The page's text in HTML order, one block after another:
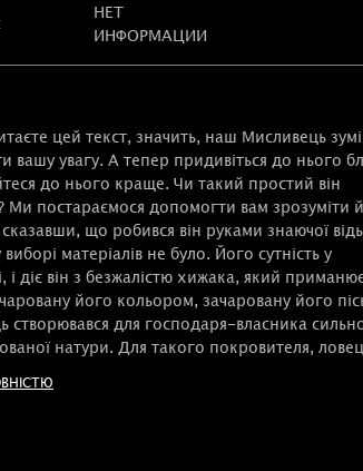
НЕТ
ИНФОРМАЦИИ
цей текст, значить, наш Мисливець
вашу увагу. А тепер придивіться до нього
до нього краще. Чи такий простий він
Ми постараємося допомогти вам зрозуміти
що робився він руками знаючої
матеріалів не було. Його сутність у
і діє він з безжалістю хижака, який
його кольором, зачаровану його
створювався для господаря-власника
натури. Для такого покровителя,